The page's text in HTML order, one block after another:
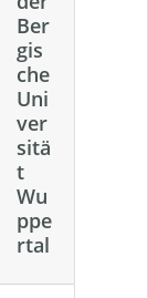
Ber
gis
che
Uni
ver
sitä
t
Wu
ppe
rtal